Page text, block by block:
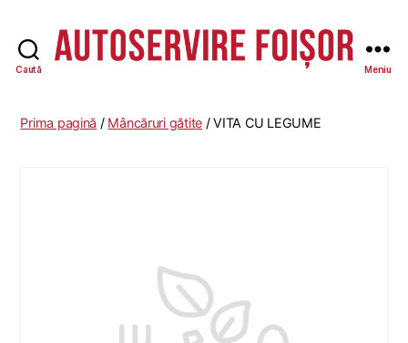
Caută
-
Meniu
Prima pagină / Mâncăruri gătite / VITA CU LEGUME